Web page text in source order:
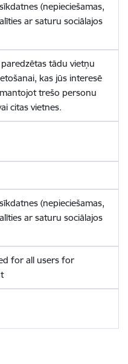
(nepieciešamas,
ar saturu sociālajos
tādu vietņu
kas jūs interesē
trešo personu
citas vietnes.
(nepieciešamas,
ar saturu sociālajos
for all users for